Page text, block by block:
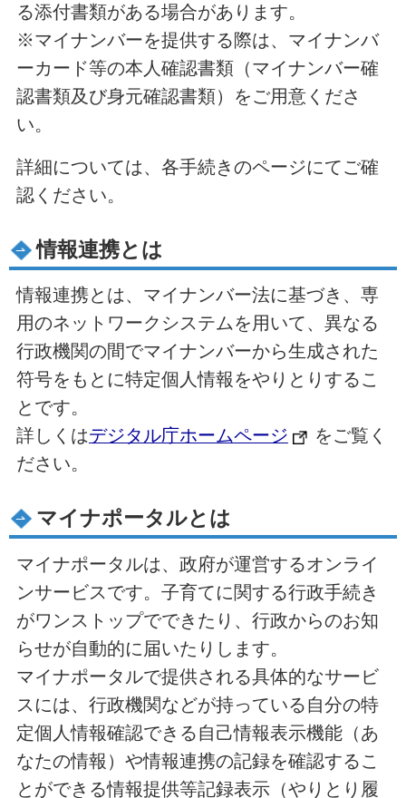
る添付書類がある場合があります。
※マイナンバーを提供する際は、マイナンバ
ーカード等の本人確認書類（マイナンバー確
認書類及び身元確認書類）をご用意くださ
い。
詳細については、各手続きのページにてご確
認ください。
情報連携とは
情報連携とは、マイナンバー法に基づき、専
用のネットワークシステムを用いて、異なる
行政機関の間でマイナンバーから生成された
符号をもとに特定個人情報をやりとりするこ
とです。
詳しくはデジタル庁ホームページ
をご覧く
ださい。
マイナポータルとは
マイナポータルは、政府が運営するオンライ
ンサービスです。子育てに関する行政手続き
がワンストップでできたり、行政からのお知
らせが自動的に届いたりします。
マイナポータルで提供される具体的なサービ
スには、行政機関などが持っている自分の特
定個人情報確認できる自己情報表示機能（あ
なたの情報）や情報連携の記録を確認するこ
とができる情報提供等記録表示（やりとり履